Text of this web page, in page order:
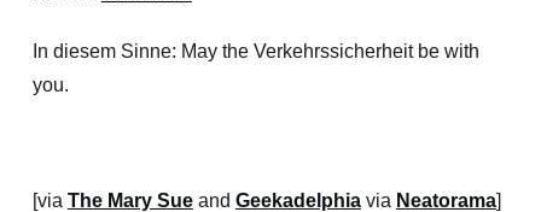
In diesem Sinne: May the Verkehrssicherheit be with
you.
[via The Mary Sueand Geekadelphiavia Neatorama]